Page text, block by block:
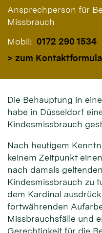
Ansprechperson für
Missbrauch
Mobil: 0172 290 1534
> zum
Die Behauptung in
habe in Düsseldorf
Kindesmissbrauch
Nach heutigem
keinem Zeitpunkt
nach damals
Kindesmissbrauch zu
dem Kardinal
fortwährenden
Missbrauchsfälle und
Gerechtigkeit für die